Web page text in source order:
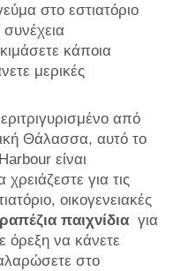
στο εστιατόριο
συνέχεια
κάποια
μερικές
από
Θάλασσα, αυτό το
είναι
για τις
οικογενειακές
παιχνίδιαγια
όρεξη να κάνετε
στο